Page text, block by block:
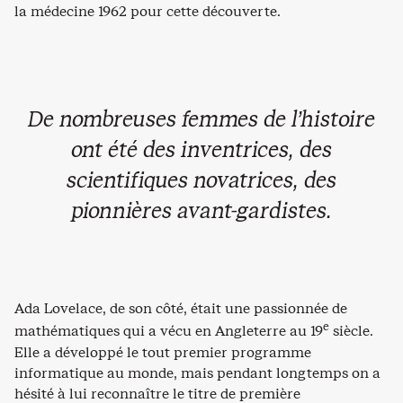
la médecine 1962 pour cette découverte.
De nombreuses femmes de l’histoire
ont été des inventrices, des
scientifiques novatrices, des
pionnières avant-gardistes.
Ada Lovelace, de son côté, était une passionnée de
mathématiques qui a vécu en Angleterre au 19e siècle.
Elle a développé le tout premier programme
informatique au monde, mais pendant longtemps on a
hésité à lui reconnaître le titre de première